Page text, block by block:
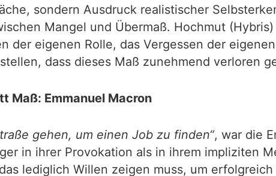
sondern Ausdruck realistischer
Mangel und Übermaß. Hochmut
der eigenen Rolle, das Vergessen der
dass dieses Maß zunehmend verloren
Maß: Emmanuel Macron
gehen, um einen Job zu finden“, war die
in ihrer Provokation als in ihrem impliziten
lediglich Willen zeigen muss, um